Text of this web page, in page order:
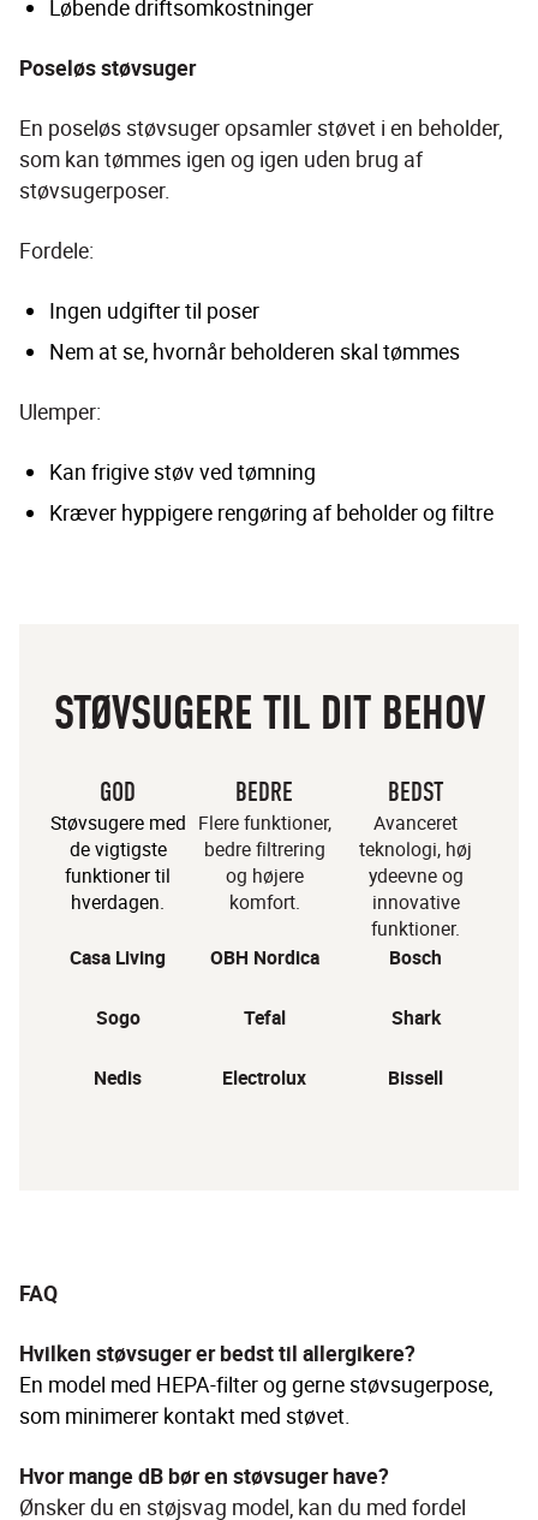
Løbende driftsomkostninger
Poseløs støvsuger
En poseløs støvsuger opsamler støvet i en beholder,
som kan tømmes igen og igen uden brug af
støvsugerposer.
Fordele:
Ingen udgifter til poser
Nem at se, hvornår beholderen skal tømmes
Ulemper:
Kan frigive støv ved tømning
Kræver hyppigere rengøring af beholder og filtre
STØVSUGERE TIL DIT BEHOV
GOD
Støvsugere med
de vigtigste
funktioner til
hverdagen.
BEDRE
Flere funktioner,
bedre filtrering
og højere
komfort.
BEDST
Avanceret
teknologi, høj
ydeevne og
innovative
funktioner.
Casa Living
OBH Nordica Bosch
Sogo Tefal Shark
Nedis Electrolux Bissell
FAQ
Hvilken støvsuger er bedst til allergikere?
En model med HEPA-filter og gerne støvsugerpose,
som minimerer kontakt med støvet.
Hvor mange dB bør en støvsuger have?
Ønsker du en støjsvag model, kan du med fordel